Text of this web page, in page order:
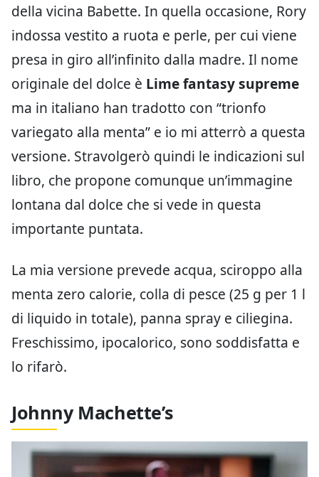
della vicina Babette. In quella occasione, Rory
indossa vestito a ruota e perle, per cui viene
presa in giro all’infinito dalla madre. Il nome
originale del dolce è Lime fantasy supreme
ma in italiano han tradotto con “trionfo
variegato alla menta” e io mi atterrò a questa
versione. Stravolgerò quindi le indicazioni sul
libro, che propone comunque un’immagine
lontana dal dolce che si vede in questa
importante puntata.
La mia versione prevede acqua, sciroppo alla
menta zero calorie, colla di pesce (25 g per 1 l
di liquido in totale), panna spray e ciliegina.
Freschissimo, ipocalorico, sono soddisfatta e
lo rifarò.
Johnny Machette’s